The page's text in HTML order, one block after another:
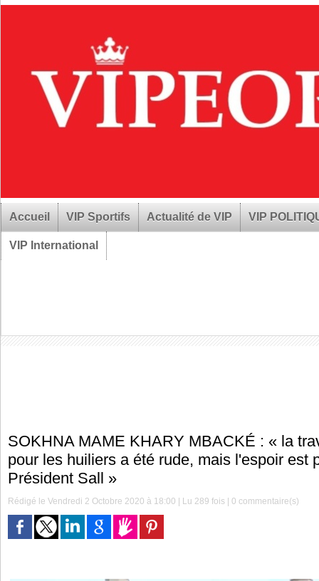
Accueil VIP Sportifs Actualité de VIP VIP
VIP International
SOKHNA MAME KHARY MBACKÉ : « la
pour les huiliers a été rude, mais l'espoir est
Président Sall »
Rédigé le Vendredi 2 Octobre 2020 à 18:00 | Lu 289 fois |0 commentaire(s)